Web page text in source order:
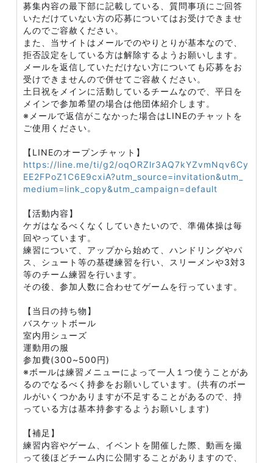
募集内容の最下部に記載している、質問事項にご回答
いただけていない方の応募についてはお受けできませ
んのでご容赦ください。
また、当サイトはメールでのやりとりが基本なので、
拒否設定をしている方は解除するようお願いします。
メールを返信していただけない方についても応募をお
受けできませんので併せてご容赦ください。
土日祝をメインに活動しているチームなので、平日を
メインで参加希望の場合は他団体紹介します。
※メールで返信がこなかった場合はLINEのチャットを
ご使用ください。
【LINEのオープンチャット】
https://line.me/ti/g2/oqORZlr3AQ7kYZvmNqv6Cy
EE2FPoZ1C6E9cxiA?utm_source=invitation&utm_
medium=link_copy&utm_campaign=default
【活動内容】
ケガはなるべくなくしていきたいので、準備体操は毎
回やっています。
練習について、アップから始めて、ハンドリングやパ
ス、シュート等の基礎練習を行い、スリーメンや3対3
等のチーム練習を行います。
その後、参加人数に合わせてゲームを行っています。
【当日の持ち物】
バスケットボール
室内用シューズ
運動用の服
参加費(300~500円)
※ボールは練習メニューによって一人１つ使うことがあ
るのでなるべく持参をお願いしています。(共有のボー
ルがいくつかありますが不足することがあるので、持
っている方は基本持参するようお願いします)
【補足】
練習内容やゲーム、イベントを開催した際、動画を撮
って後ほどチーム内に公開することがありますので、